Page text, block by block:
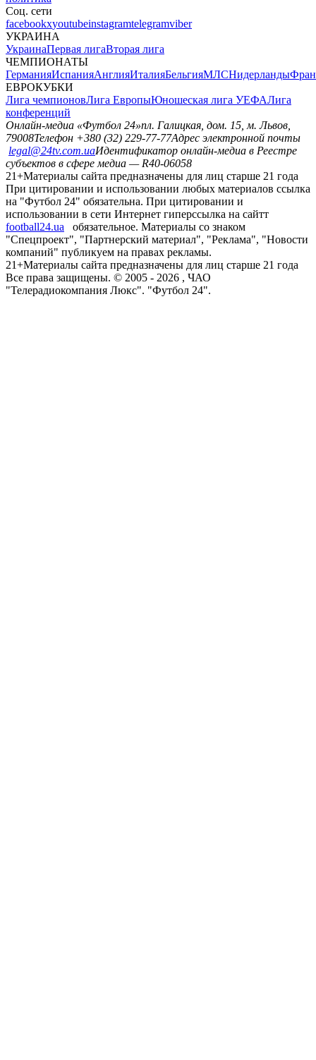
Соц. сети
facebookxyoutubeinstagramtelegramviber
УКРАИНА
УкраинаПервая лигаВторая лига
ЧЕМПИОНАТЫ
ГерманияИспанияАнглияИталияБельгияМЛСНидерланды
ЕВРОКУБКИ
Лига чемпионовЛига ЕвропыЮношеская лига УЕФАЛига
конференций
Онлайн-медиа «Футбол 24»пл. Галицкая, дом. 15, м. Львов,
79008Телефон +380 (32) 229-77-77Адрес электронной почты
legal@24tv.com.uaИдентификатор онлайн-медиа в Реестре
субъектов в сфере медиа — R40-06058
21+Материалы сайта предназначены для лиц старше 21 года
При цитировании и использовании любых материалов ссылка
на "Футбол 24" обязательна. При цитировании и
использовании в сети Интернет гиперссылка на сайтт
football24.ua
обязательное. Материалы со знаком
"Спецпроект", "Партнерский материал", "Реклама", "Новости
компаний" публикуем на правах рекламы.
21+Материалы сайта предназначены для лиц старше 21 года
Все права защищены. © 2005 - 2026 , ЧАО
"Телерадиокомпания Люкс". "Футбол 24".